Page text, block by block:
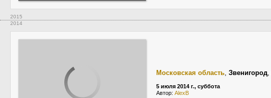
2015
2014
Московская область, Звенигород,
5 июля 2014 г., суббота
Автор: AlexB